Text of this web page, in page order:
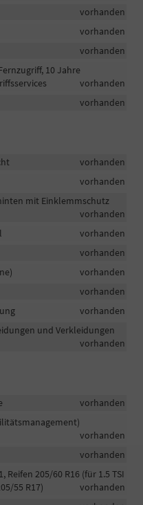
vorhanden
vorhanden
vorhanden
10 Jahre
vorhanden
vorhanden
vorhanden
vorhanden
mit Einklemmschutz
vorhanden
vorhanden
vorhanden
vorhanden
vorhanden
vorhanden
und Verkleidungen
vorhanden
vorhanden
vorhanden
vorhanden
205/60 R16 (für 1.5 TSI
55 R17)
vorhanden